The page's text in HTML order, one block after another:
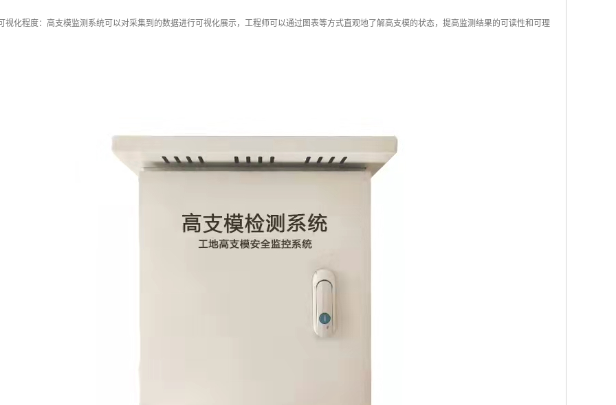
视化程度：高支模监测系统可以对采集到的数据进行可视化展示，工程师可以通过图表等方式直观地了解高支模的状态，提高监测结果的可读性和可理